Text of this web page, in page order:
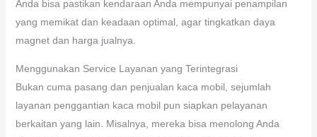
Anda bisa pastikan kendaraan Anda mempunyai penampilan
yang memikat dan keadaan optimal, agar tingkatkan daya
magnet dan harga jualnya.
Menggunakan Service Layanan yang Terintegrasi
Bukan cuma pasang dan penjualan kaca mobil, sejumlah
layanan penggantian kaca mobil pun siapkan pelayanan
berkaitan yang lain. Misalnya, mereka bisa menolong Anda